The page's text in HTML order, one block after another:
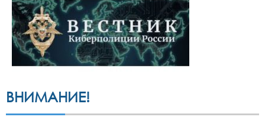
ВНИМАНИЕ!